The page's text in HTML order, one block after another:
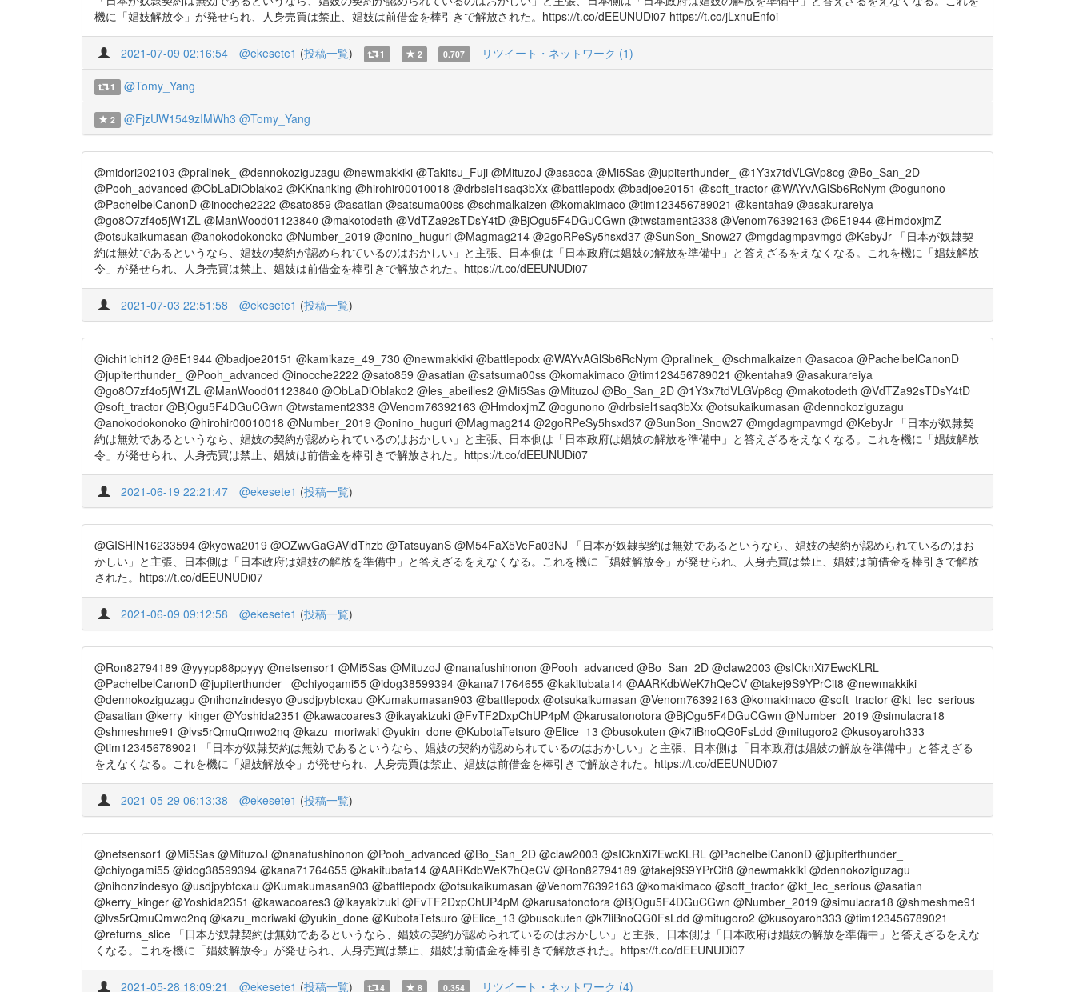
機に「娼妓解放令」が発せられ、人身売買は禁止、娼妓は前借金を棒引きで解放された。https://t.co/dEEUNUDi07 https://t.co/jLxnuEnfoi
2021-07-09 02:16:54 @ekesete1 (投稿一覧) 1 2 0.707 リツイート・ネットワーク (1)
1 @Tomy_Yang
2 @FjzUW1549zIMWh3 @Tomy_Yang
@midori202103 @pralinek_ @dennokoziguzagu @newmakkiki @Takitsu_Fuji @MituzoJ @asacoa @Mi5Sas @jupiterthunder_ @1Y3x7tdVLGVp8cg @Bo_San_2D
@Pooh_advanced @ObLaDiOblako2 @KKnanking @hirohir00010018 @drbsiel1saq3bXx @battlepodx @badjoe20151 @soft_tractor @WAYvAGlSb6RcNym @ogunono
@PachelbelCanonD @inocche2222 @sato859 @asatian @satsuma00ss @schmalkaizen @komakimaco @tim123456789021 @kentaha9 @asakurareiya
@go8O7zf4o5jW1ZL @ManWood01123840 @makotodeth @VdTZa92sTDsY4tD @BjOgu5F4DGuCGwn @twstament2338 @Venom76392163 @6E1944 @HmdoxjmZ
@otsukaikumasan @anokodokonoko @Number_2019 @onino_huguri @Magmag214 @2goRPeSy5hsxd37 @SunSon_Snow27 @mgdagmpavmgd @KebyJr 「日本が奴隷契
約は無効であるというなら、娼妓の契約が認められているのはおかしい」と主張、日本側は「日本政府は娼妓の解放を準備中」と答えざるをえなくなる。これを機に「娼妓解放
令」が発せられ、人身売買は禁止、娼妓は前借金を棒引きで解放された。https://t.co/dEEUNUDi07
2021-07-03 22:51:58 @ekesete1 (投稿一覧)
@ichi1ichi12 @6E1944 @badjoe20151 @kamikaze_49_730 @newmakkiki @battlepodx @WAYvAGlSb6RcNym @pralinek_ @schmalkaizen @asacoa @PachelbelCanonD
@jupiterthunder_ @Pooh_advanced @inocche2222 @sato859 @asatian @satsuma00ss @komakimaco @tim123456789021 @kentaha9 @asakurareiya
@go8O7zf4o5jW1ZL @ManWood01123840 @ObLaDiOblako2 @les_abeilles2 @Mi5Sas @MituzoJ @Bo_San_2D @1Y3x7tdVLGVp8cg @makotodeth @VdTZa92sTDsY4tD
@soft_tractor @BjOgu5F4DGuCGwn @twstament2338 @Venom76392163 @HmdoxjmZ @ogunono @drbsiel1saq3bXx @otsukaikumasan @dennokoziguzagu
@anokodokonoko @hirohir00010018 @Number_2019 @onino_huguri @Magmag214 @2goRPeSy5hsxd37 @SunSon_Snow27 @mgdagmpavmgd @KebyJr 「日本が奴隷契
約は無効であるというなら、娼妓の契約が認められているのはおかしい」と主張、日本側は「日本政府は娼妓の解放を準備中」と答えざるをえなくなる。これを機に「娼妓解放
令」が発せられ、人身売買は禁止、娼妓は前借金を棒引きで解放された。https://t.co/dEEUNUDi07
2021-06-19 22:21:47 @ekesete1 (投稿一覧)
@GISHIN16233594 @kyowa2019 @OZwvGaGAVldThzb @TatsuyanS @M54FaX5VeFa03NJ 「日本が奴隷契約は無効であるというなら、娼妓の契約が認められているのはお
かしい」と主張、日本側は「日本政府は娼妓の解放を準備中」と答えざるをえなくなる。これを機に「娼妓解放令」が発せられ、人身売買は禁止、娼妓は前借金を棒引きで解放
された。https://t.co/dEEUNUDi07
2021-06-09 09:12:58 @ekesete1 (投稿一覧)
@Ron82794189 @yyypp88ppyyy @netsensor1 @Mi5Sas @MituzoJ @nanafushinonon @Pooh_advanced @Bo_San_2D @claw2003 @sICknXi7EwcKLRL
@PachelbelCanonD @jupiterthunder_ @chiyogami55 @idog38599394 @kana71764655 @kakitubata14 @AARKdbWeK7hQeCV @takej9S9YPrCit8 @newmakkiki
@dennokoziguzagu @nihonzindesyo @usdjpybtcxau @Kumakumasan903 @battlepodx @otsukaikumasan @Venom76392163 @komakimaco @soft_tractor @kt_lec_serious
@asatian @kerry_kinger @Yoshida2351 @kawacoares3 @ikayakizuki @FvTF2DxpChUP4pM @karusatonotora @BjOgu5F4DGuCGwn @Number_2019 @simulacra18
@shmeshme91 @lvs5rQmuQmwo2nq @kazu_moriwaki @yukin_done @KubotaTetsuro @Elice_13 @busokuten @k7liBnoQG0FsLdd @mitugoro2 @kusoyaroh333
@tim123456789021 「日本が奴隷契約は無効であるというなら、娼妓の契約が認められているのはおかしい」と主張、日本側は「日本政府は娼妓の解放を準備中」と答えざる
をえなくなる。これを機に「娼妓解放令」が発せられ、人身売買は禁止、娼妓は前借金を棒引きで解放された。https://t.co/dEEUNUDi07
2021-05-29 06:13:38 @ekesete1 (投稿一覧)
@netsensor1 @Mi5Sas @MituzoJ @nanafushinonon @Pooh_advanced @Bo_San_2D @claw2003 @sICknXi7EwcKLRL @PachelbelCanonD @jupiterthunder_
@chiyogami55 @idog38599394 @kana71764655 @kakitubata14 @AARKdbWeK7hQeCV @Ron82794189 @takej9S9YPrCit8 @newmakkiki @dennokoziguzagu
@nihonzindesyo @usdjpybtcxau @Kumakumasan903 @battlepodx @otsukaikumasan @Venom76392163 @komakimaco @soft_tractor @kt_lec_serious @asatian
@kerry_kinger @Yoshida2351 @kawacoares3 @ikayakizuki @FvTF2DxpChUP4pM @karusatonotora @BjOgu5F4DGuCGwn @Number_2019 @simulacra18 @shmeshme91
@lvs5rQmuQmwo2nq @kazu_moriwaki @yukin_done @KubotaTetsuro @Elice_13 @busokuten @k7liBnoQG0FsLdd @mitugoro2 @kusoyaroh333 @tim123456789021
@returns_slice 「日本が奴隷契約は無効であるというなら、娼妓の契約が認められているのはおかしい」と主張、日本側は「日本政府は娼妓の解放を準備中」と答えざるをえな
くなる。これを機に「娼妓解放令」が発せられ、人身売買は禁止、娼妓は前借金を棒引きで解放された。https://t.co/dEEUNUDi07
2021-05-28 18:09:21 @ekesete1 (投稿一覧) 4 8 0.354 リツイート・ネットワーク (4)